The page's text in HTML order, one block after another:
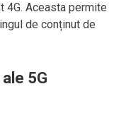
4G. Aceasta permite
de conținut de
5G